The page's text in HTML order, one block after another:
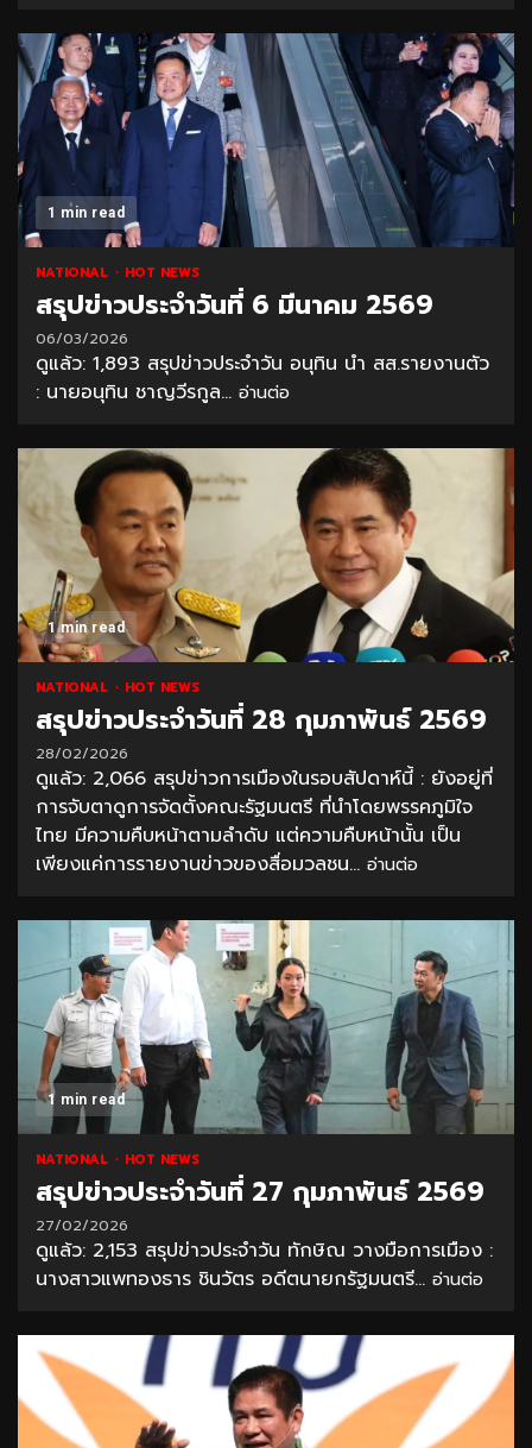
1 min read
NATIONAL HOT NEWS
สรุปข่าวประจำวันที่ 6 มีนาคม 2569
06/03/2026
ดูแล้ว: 1,893 สรุปข่าวประจำวัน อนุทิน นำ สส.รายงานตัว
: นายอนุทิน ชาญวีรกูล... อ่านต่อ
1 min read
NATIONAL HOT NEWS
สรุปข่าวประจำวันที่ 28 กุมภาพันธ์ 2569
28/02/2026
ดูแล้ว: 2,066 สรุปข่าวการเมืองในรอบสัปดาห์นี้ : ยังอยู่ที่
การจับตาดูการจัดตั้งคณะรัฐมนตรี ที่นำโดยพรรคภูมิใจ
ไทย มีความคืบหน้าตามลำดับ แต่ความคืบหน้านั้น เป็น
เพียงแค่การรายงานข่าวของสื่อมวลชน... อ่านต่อ
1 min read
NATIONAL HOT NEWS
สรุปข่าวประจำวันที่ 27 กุมภาพันธ์ 2569
27/02/2026
ดูแล้ว: 2,153 สรุปข่าวประจำวัน ทักษิณ วางมือการเมือง :
นางสาวแพทองธาร ชินวัตร อดีตนายกรัฐมนตรี... อ่านต่อ